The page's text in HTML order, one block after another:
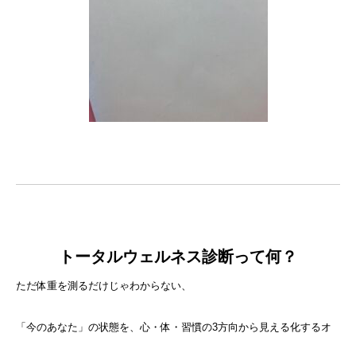
トータルウェルネス診断って何？
ただ体重を測るだけじゃわからない、
「今のあなた」の状態を、心・体・習慣の3方向から見える化するオ